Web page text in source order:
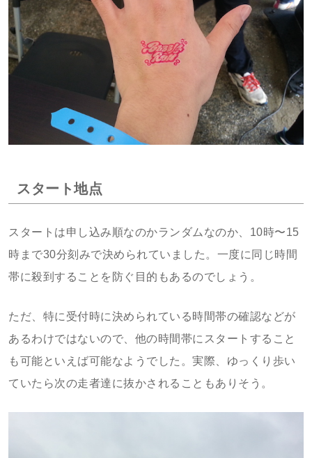
スタート地点
スタートは申し込み順なのかランダムなのか、10時〜15
時まで30分刻みで決められていました。一度に同じ時間
帯に殺到することを防ぐ目的もあるのでしょう。
ただ、特に受付時に決められている時間帯の確認などが
あるわけではないので、他の時間帯にスタートすること
も可能といえば可能なようでした。実際、ゆっくり歩い
ていたら次の走者達に抜かされることもありそう。